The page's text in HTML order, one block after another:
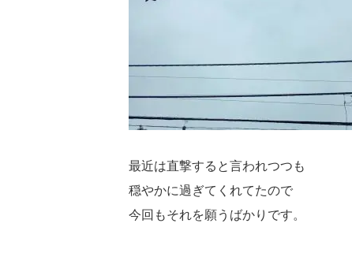
最近は直撃すると言われつつも
穏やかに過ぎてくれてたので
今回もそれを願うばかりです。